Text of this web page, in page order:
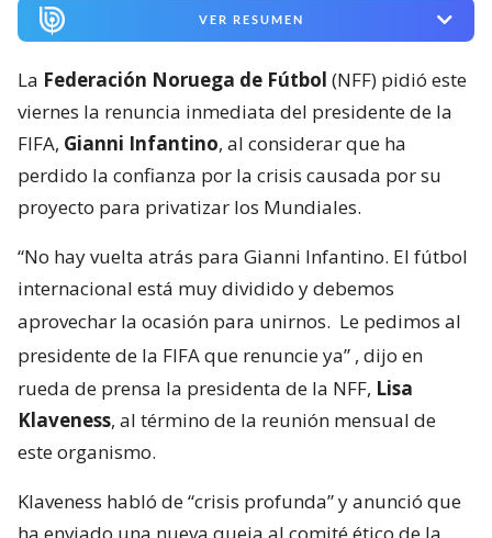
VER RESUMEN
La Federación Noruega de Fútbol (NFF) pidió este
viernes la renuncia inmediata del presidente de la
FIFA, Gianni Infantino, al considerar que ha
perdido la confianza por la crisis causada por su
proyecto para privatizar los Mundiales.
“No hay vuelta atrás para Gianni Infantino. El fútbol
internacional está muy dividido y debemos
aprovechar la ocasión para unirnos. Le pedimos al
presidente de la FIFA que renuncie ya” , dijo en
rueda de prensa la presidenta de la NFF, Lisa
Klaveness, al término de la reunión mensual de
este organismo.
Klaveness habló de “crisis profunda” y anunció que